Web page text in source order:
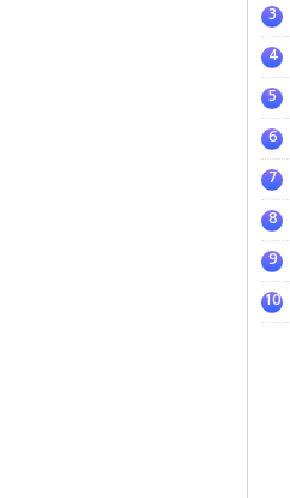
3
4
5
6
7
8
9
10